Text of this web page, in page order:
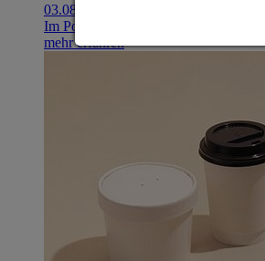
03.08.2026
Im Portfolio: Iset Telecom, IT für das
mehr erfahren